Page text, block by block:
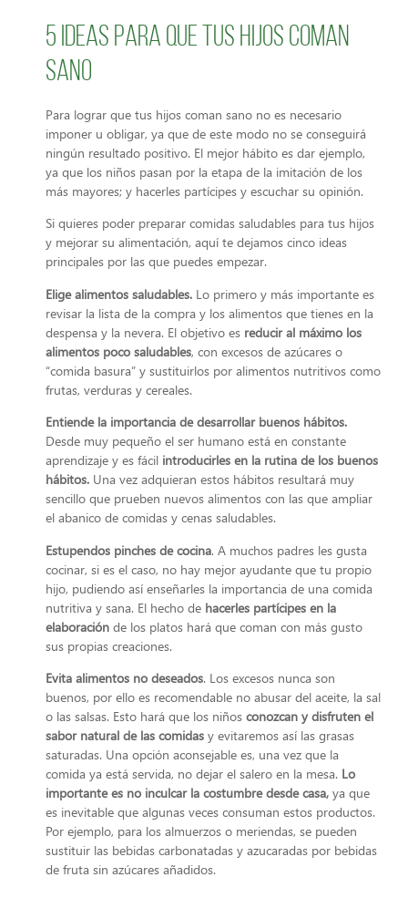
5 ideas para que tus hijos coman
sano
Para lograr que tus hijos coman sano no es necesario
imponer u obligar, ya que de este modo no se conseguirá
ningún resultado positivo. El mejor hábito es dar ejemplo,
ya que los niños pasan por la etapa de la imitación de los
más mayores; y hacerles partícipes y escuchar su opinión.
Si quieres poder preparar comidas saludables para tus hijos
y mejorar su alimentación, aquí te dejamos cinco ideas
principales por las que puedes empezar.
Elige alimentos saludables. Lo primero y más importante es
revisar la lista de la compra y los alimentos que tienes en la
despensa y la nevera. El objetivo es reducir al máximo los
alimentos poco saludables, con excesos de azúcares o
“comida basura” y sustituirlos por alimentos nutritivos como
frutas, verduras y cereales.
Entiende la importancia de desarrollar buenos hábitos.
Desde muy pequeño el ser humano está en constante
aprendizaje y es fácil introducirles en la rutina de los buenos
hábitos. Una vez adquieran estos hábitos resultará muy
sencillo que prueben nuevos alimentos con las que ampliar
el abanico de comidas y cenas saludables.
Estupendos pinches de cocina. A muchos padres les gusta
cocinar, si es el caso, no hay mejor ayudante que tu propio
hijo, pudiendo así enseñarles la importancia de una comida
nutritiva y sana. El hecho de hacerles partícipes en la
elaboración de los platos hará que coman con más gusto
sus propias creaciones.
Evita alimentos no deseados. Los excesos nunca son
buenos, por ello es recomendable no abusar del aceite, la sal
o las salsas. Esto hará que los niños conozcan y disfruten el
sabor natural de las comidas y evitaremos así las grasas
saturadas. Una opción aconsejable es, una vez que la
comida ya está servida, no dejar el salero en la mesa. Lo
importante es no inculcar la costumbre desde casa, ya que
es inevitable que algunas veces consuman estos productos.
Por ejemplo, para los almuerzos o meriendas, se pueden
sustituir las bebidas carbonatadas y azucaradas por bebidas
de fruta sin azúcares añadidos.